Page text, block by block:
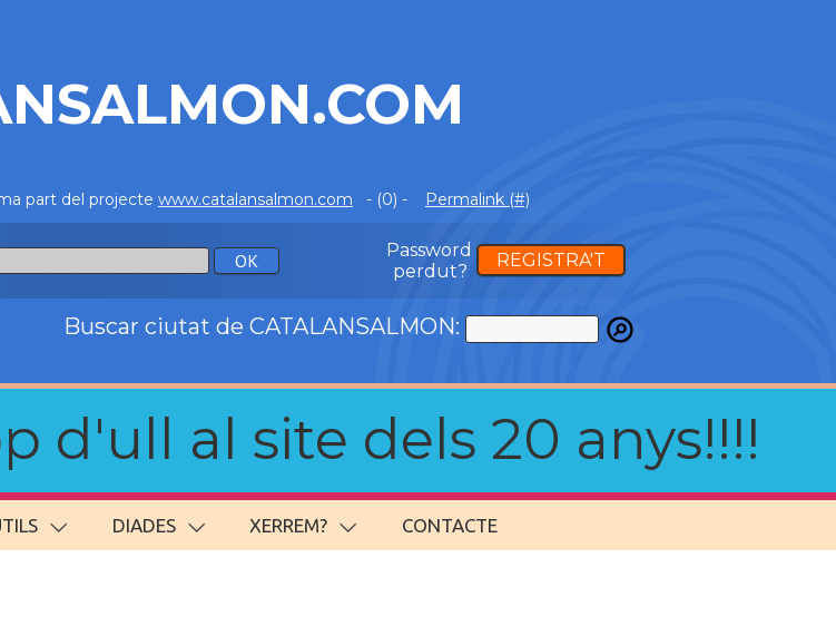
part del projecte www.catalansalmon.com - (0) - Permalink (#)
Password
perdut?
REGISTRA'T
Buscar ciutat de CATALANSALMON:
d'ull al site dels 20 anys!!!!
DIADES XERREM? CONTACTE